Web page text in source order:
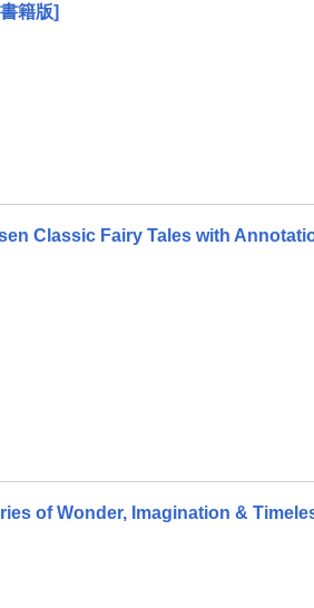
籍版]
Classic Fairy Tales with
of Wonder, Imagination &